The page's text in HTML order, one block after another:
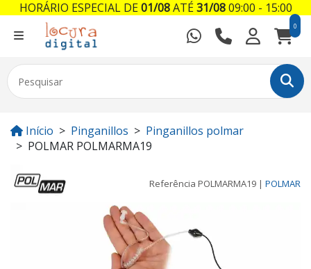
0
Início Pinganillos
Pinganillos polmar
POLMAR POLMARMA19
Referência POLMARMA19 | POLMAR
HORÁRIO ESPECIAL DE01/08ATÉ31/0809:00 - 15:00